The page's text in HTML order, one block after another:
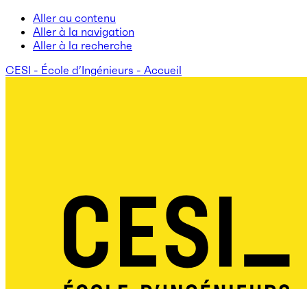
Aller au contenu
Aller à la navigation
Aller à la recherche
CESI - École d’Ingénieurs - Accueil